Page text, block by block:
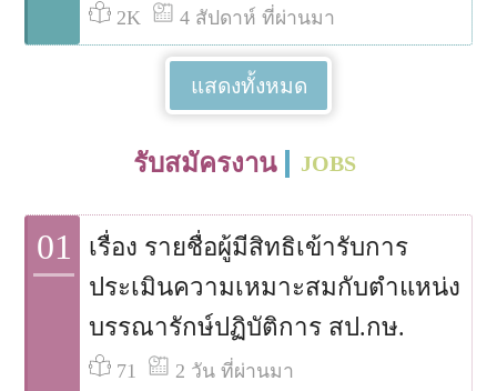
2K 4 สัปดาห์ ที่ผ่านมา
แสดงทั้งหมด
รับสมัครงาน JOBS
01
เรื่อง รายชื่อผู้มีสิทธิเข้ารับการ
ประเมินความเหมาะสมกับตำแหน่ง
บรรณารักษ์ปฏิบัติการ สป.กษ.
71 2 วัน ที่ผ่านมา